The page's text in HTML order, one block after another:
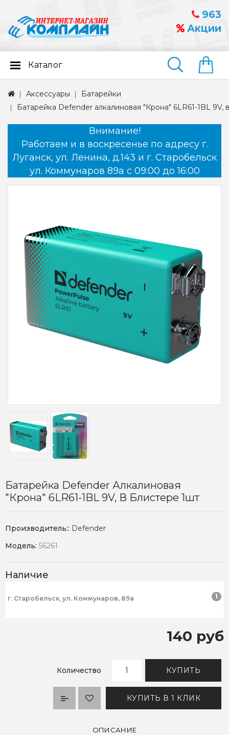
963
Акции
Найти
Каталог
Аксессуары
Батарейки
Батарейка Defender алкалиновая "Крона" 6LR61-1BL 9V,
Внимание!
Работаем и в воскресенье по адресу г.
Луганск, ул. Ленина, д.143 и г. Старобельск
ул. Коммунаров 89а с 09:00 до 16:00
Батарейка Defender Алкалиновая
"Крона" 6LR61-1BL 9V, В Блистере 1шт
Производитель:: Defender
Модель: 56261
Наличие
г. Старобельск, ул. Коммунаров, 89а 1
140 руб
Количество КУПИТЬ
КУПИТЬ В 1 КЛИК
ОПИСАНИЕ